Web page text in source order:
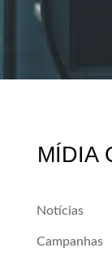
MÍDIA
Notícias
Campanhas